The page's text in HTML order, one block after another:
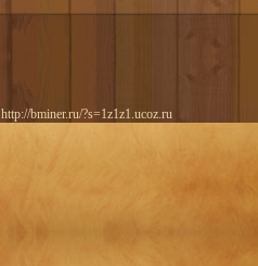
http://bminer.ru/?s=1z1z1.ucoz.ru